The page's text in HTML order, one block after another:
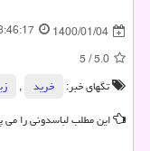
1400/01/04
5.0
/
5
تگهای خبر:
خرید ,
این مطلب لباسدونی را می